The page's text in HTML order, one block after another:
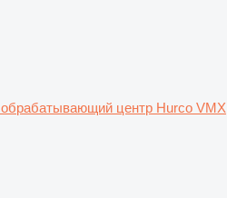
обрабатывающий центр Hurco VMX